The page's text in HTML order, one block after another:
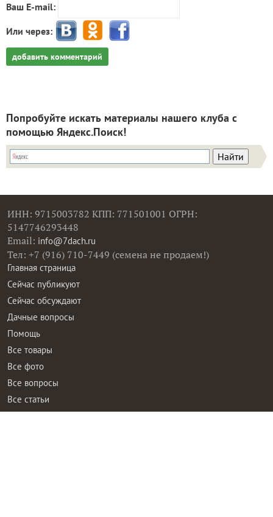
Ваш E-mail:
Или через:
добавить комментарий
Попробуйте искать материалы нашего клуба с
помощью Яндекс.Поиск!
ИНН: 9715003782 КПП: 771501001 ОГРН:
5147746293448
Email: info@7dach.ru
Тел: +7 (916) 710-7449 (семена не продаем!)
Главная страница
Сейчас публикуют
Сейчас обсуждают
Дачные вопросы
Помощь
Все товары
Все фото
Все вопросы
Все статьи